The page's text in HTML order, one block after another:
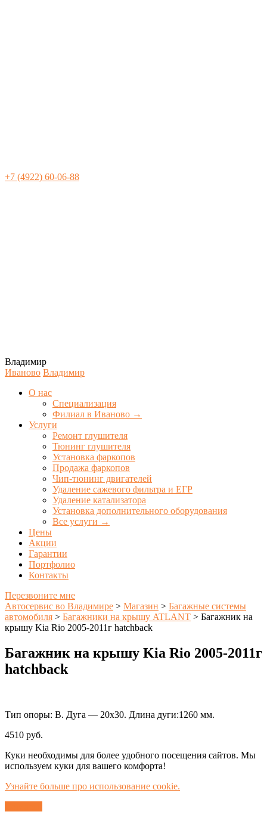
+7 (4922) 60-06-88
Владимир
Иваново Владимир
О нас
Специализация
Филиал в Иваново →
Услуги
Ремонт глушителя
Тюнинг глушителя
Установка фаркопов
Продажа фаркопов
Чип-тюнинг двигателей
Удаление сажевого фильтра и ЕГР
Удаление катализатора
Установка дополнительного оборудования
Все услуги →
Цены
Акции
Гарантии
Портфолио
Контакты
Перезвоните мне
Автосервис во Владимире > Магазин > Багажные системы
автомобиля > Багажники на крышу ATLANT > Багажник на
крышу Kia Rio 2005-2011г hatchback
Багажник на крышу Kia Rio 2005-2011г
hatchback
Тип опоры: В. Дуга — 20х30. Длина дуги:1260 мм.
4510 руб.
Куки необходимы для более удобного посещения сайтов. Мы
используем куки для вашего комфорта!
Узнайте больше про использование cookie.